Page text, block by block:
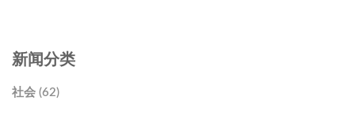
新闻分类
社会 (62)